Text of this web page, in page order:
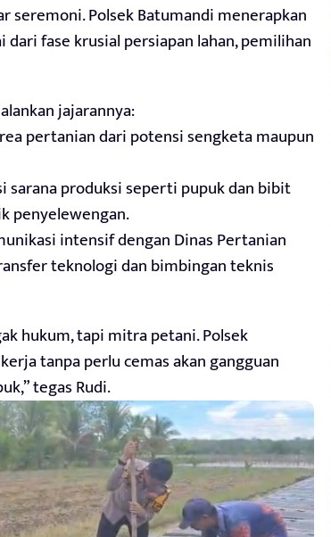
seremoni. Polsek Batumandi menerapkan
fase krusial persiapan lahan, pemilihan
jajarannya:
pertanian dari potensi sengketa maupun
sarana produksi seperti pupuk dan bibit
penyelewengan.
intensif dengan Dinas Pertanian
teknologi dan bimbingan teknis
hukum, tapi mitra petani. Polsek
tanpa perlu cemas akan gangguan
tegas Rudi.